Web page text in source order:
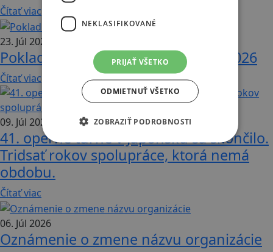
Čítať viac
23. Júl 2026
Pokladnica otvorená opäť od 26.8.2026
Čítať viac
09. Júl 2026
41. operné turné v Japonsku sa skončilo.
Tridsať rokov spolupráce, ktorá nemá
obdobu.
Čítať viac
06. Júl 2026
Oznámenie o zmene názvu organizácie
NEKLASIFIKOVANÉ
PRIJAŤ VŠETKO
ODMIETNUŤ VŠETKO
ZOBRAZIŤ PODROBNOSTI